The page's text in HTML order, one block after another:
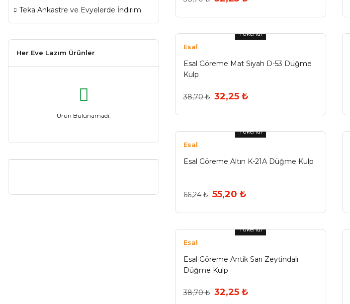
Teka Ankastre ve Evyelerde İndirim
Her Eve Lazım Ürünler
Ürün Bulunamadı.
Tükendi
Esal
Esal Göreme Mat Siyah D-53 Düğme
Kulp
38,70 ₺ 32,25 ₺
Tükendi
Esal
Esal Göreme Altın K-21A Düğme Kulp
66,24 ₺ 55,20 ₺
Tükendi
Esal
Esal Göreme Antik Sarı Zeytindalı
Düğme Kulp
38,70 ₺ 32,25 ₺